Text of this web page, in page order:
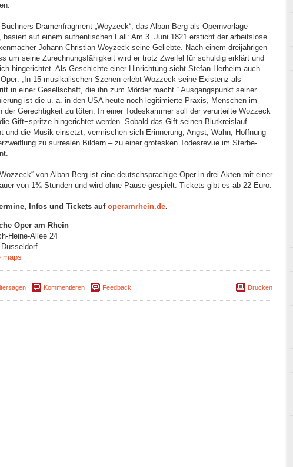
Dramenfragment „Woyzeck“, das Alban Berg als Opern­vorlage
basiert auf einem authentischen Fall: Am 3. Juni 1821 ersticht der arbeitslose
Johann Christian Woyzeck seine Geliebte. Nach einem dreijährigen
um seine Zurechnungs­fähigkeit wird er trotz Zweifel für schuldig erklärt und
hingerichtet. Als Geschichte einer Hinrichtung sieht Stefan Herheim auch
„In 15 musikalischen Szenen erlebt Wozzeck seine Existenz als
in einer Gesellschaft, die ihn zum Mörder macht.“ Ausgangs­punkt seiner
ist die u. a. in den USA heute noch legitimierte Praxis, Men­schen im
der Gerechtigkeit zu töten: In einer Todes­kam­mer soll der verurteilte Wozzeck
Gift¬spritze hingerichtet werden. Sobald das Gift seinen Blutkreislauf
und die Musik einsetzt, vermischen sich Erinnerung, Angst, Wahn, Hoffnung
zu surrealen Bildern – zu einer grotesken Todesrevue im Ster­be­
von Alban Berg ist eine deutschsprachige Oper in drei Akten mit einer
von 1¾ Stunden und wird ohne Pause ge­spielt. Tickets gibt es ab 22 Euro.
Infos und Tickets auf operamrhein.de.
Oper am Rhein
Heine-Allee 24
maps
Kommentieren Feedback Drucken